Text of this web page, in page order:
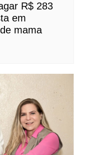
R$ 283
em
mama